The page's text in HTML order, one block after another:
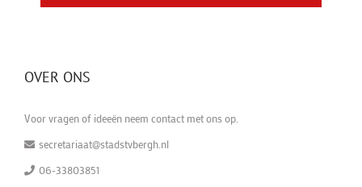
OVER ONS
Voor vragen of ideeën neem contact met ons op.
secretariaat@stadstvbergh.nl
06-33803851